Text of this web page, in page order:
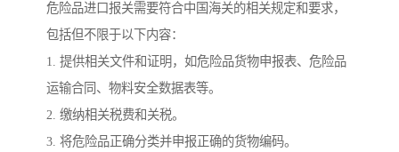
危险品进口报关需要符合中国海关的相关规定和要求，
包括但不限于以下内容：
1. 提供相关文件和证明，如危险品货物申报表、危险品
运输合同、物料安全数据表等。
2. 缴纳相关税费和关税。
3. 将危险品正确分类并申报正确的货物编码。